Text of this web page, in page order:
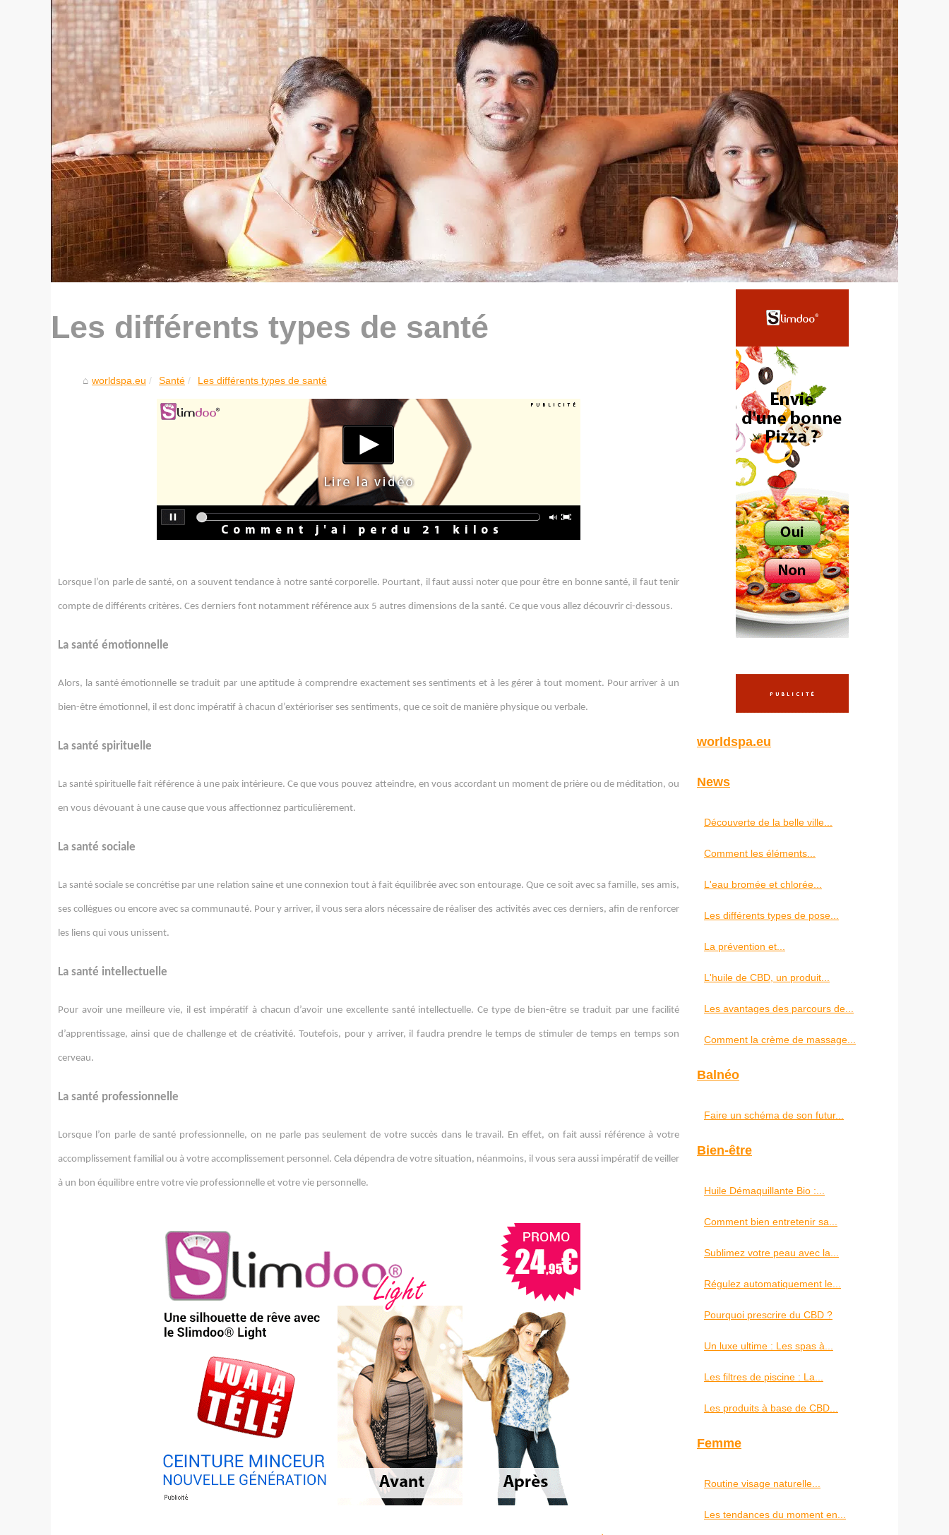
Les différents types de santé
worldspa.eu Santé Les différents types de santé
Lorsque l’on parle de santé, on a souvent tendance à notre santé corporelle. Pourtant, il faut aussi noter que pour être en bonne santé, il faut tenir
compte de différents critères. Ces derniers font notamment référence aux 5 autres dimensions de la santé. Ce que vous allez découvrir ci-dessous.
La santé émotionnelle
Alors, la santé émotionnelle se traduit par une aptitude à comprendre exactement ses sentiments et à les gérer à tout moment. Pour arriver à un
bien-être émotionnel, il est donc impératif à chacun d’extérioriser ses sentiments, que ce soit de manière physique ou verbale.
La santé spirituelle
La santé spirituelle fait référence à une paix intérieure. Ce que vous pouvez atteindre, en vous accordant un moment de prière ou de méditation, ou
en vous dévouant à une cause que vous affectionnez particulièrement.
La santé sociale
La santé sociale se concrétise par une relation saine et une connexion tout à fait équilibrée avec son entourage. Que ce soit avec sa famille, ses amis,
ses collègues ou encore avec sa communauté. Pour y arriver, il vous sera alors nécessaire de réaliser des activités avec ces derniers, afin de renforcer
les liens qui vous unissent.
La santé intellectuelle
Pour avoir une meilleure vie, il est impératif à chacun d’avoir une excellente santé intellectuelle. Ce type de bien-être se traduit par une facilité
d’apprentissage, ainsi que de challenge et de créativité. Toutefois, pour y arriver, il faudra prendre le temps de stimuler de temps en temps son
cerveau.
La santé professionnelle
Lorsque l’on parle de santé professionnelle, on ne parle pas seulement de votre succès dans le travail. En effet, on fait aussi référence à votre
accomplissement familial ou à votre accomplissement personnel. Cela dépendra de votre situation, néanmoins, il vous sera aussi impératif de veiller
à un bon équilibre entre votre vie professionnelle et votre vie personnelle.
worldspa.eu
News
Découverte de la belle ville...
Comment les éléments...
L'eau bromée et chlorée...
Les différents types de pose...
La prévention et...
L'huile de CBD, un produit...
Les avantages des parcours de...
Comment la crème de massage...
Balnéo
Faire un schéma de son futur...
Bien-être
Huile Démaquillante Bio :...
Comment bien entretenir sa...
Sublimez votre peau avec la...
Régulez automatiquement le...
Pourquoi prescrire du CBD ?
Un luxe ultime : Les spas à...
Les filtres de piscine : La...
Les produits à base de CBD...
Femme
Routine visage naturelle...
Les tendances du moment en...